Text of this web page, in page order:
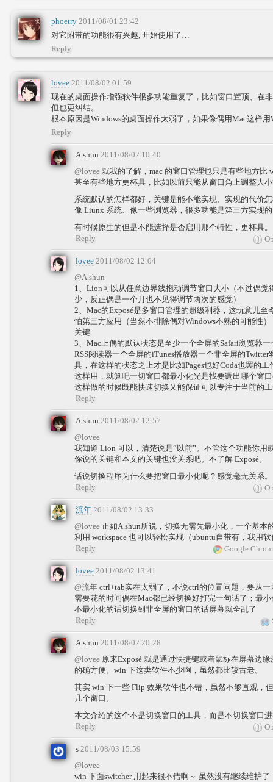
phoetry 2011/08/01 23:42
对它附带的功能很有兴趣, 开始使用了…
Reply
lovee 2011/08/02 01:59
现在的桌面操作增强软件很多功能重复了，比如窗口置顶、在
但也更纠结。
根本原因是Windows的桌面操作太弱了，如果像偶用Mac这样
Reply
A.shun 2011/08/02 10:40
@lovee 就我的了解，mac 的窗口管理也只是有些地方比
甚至有些地方更杯具，比如以前只能从窗口角上调整大
系统默认的怎样都好，关键是能不能实现、实现的代价
像 Liunx 系统、像一些浏览器，很多功能是第三方实现
有时候原生的但是不能选择是否启用那个特性，更杯具。
Reply
lovee 2011/08/02 12:04
@A.shun
1、Lion可以从任意边界线拖动调节窗口大小（不过偶觉
少，反正偶是一个月也不见得调节两次的感觉）
2、Mac的Exposé是多窗口管理的超级利器，这玩意儿至
怕第三方应用（当然不排除偶对Windows不熟的可能性
关键
3、Mac上偶的默认状态是至少一个全屏的Safari浏览器
RSS阅读器一个全屏的iTunes播放器一个非全屏的
具，在这样的状态之上才是比如Pages也好Coda也罢的
这样用，就算吧一切窗口都最小化光是找要调出哪个窗
这样做的时候既能快速切换又能保证可以专注于当前的
Reply
A.shun 2011/08/02 12:57
@lovee
我知道 Lion 可以，清楚说是“以前”。不管这个功能你用
你说的关键和本文的关键也没关系吧。不了解 Exposé。
话说切换程序为什么要把窗口最小化呢？感觉毫无关系。
Reply
流年 2011/08/02 13:33
@lovee 正如A.shun所说，切换无需先最小化，一个基本
利用 workspace 也可以轻松实现（ubuntu自带有，我用
Google
Reply
lovee 2011/08/02 13:41
@流年 ctrl+tab实在太弱了，不说ctrl的位置问题，要从
需要花的时间偶在Mac都已经切换好打完一句话了；最
不最小化的话切换到非全屏的窗口的话屏幕就全乱了
Reply
A.shun 2011/08/02 20:28
@lovee 原来Exposé 就是通过快捷键或者鼠标在屏幕边
的确方便。win 下这类软件不少啊，虽然都比较古老。
其实 win 下一些 Flip 效果软件也不错，虽然不够直观，
几个窗口。
本文介绍的这个不是切换窗口的工具，而是不切换窗口
Reply
s 2011/08/03 15:59
@lovee
win 下面switcher 用起来很不错啊～ 虽然没有继续维护